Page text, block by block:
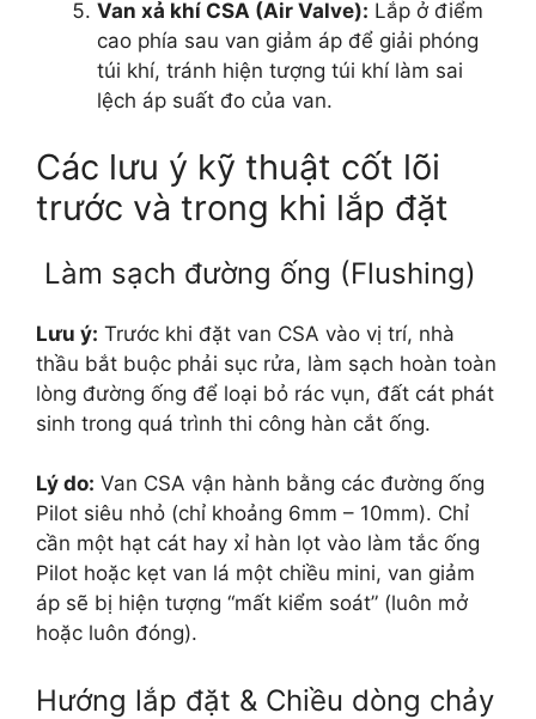
Van xả khí CSA (Air Valve): Lắp ở điểm
cao phía sau van giảm áp để giải phóng
túi khí, tránh hiện tượng túi khí làm sai
lệch áp suất đo của van.
Các lưu ý kỹ thuật cốt lõi
trước và trong khi lắp đặt
Làm sạch đường ống (Flushing)
Lưu ý: Trước khi đặt van CSA vào vị trí, nhà
thầu bắt buộc phải sục rửa, làm sạch hoàn toàn
lòng đường ống để loại bỏ rác vụn, đất cát phát
sinh trong quá trình thi công hàn cắt ống.
Lý do: Van CSA vận hành bằng các đường ống
Pilot siêu nhỏ (chỉ khoảng 6mm – 10mm). Chỉ
cần một hạt cát hay xỉ hàn lọt vào làm tắc ống
Pilot hoặc kẹt van lá một chiều mini, van giảm
áp sẽ bị hiện tượng “mất kiểm soát” (luôn mở
hoặc luôn đóng).
Hướng lắp đặt & Chiều dòng chảy